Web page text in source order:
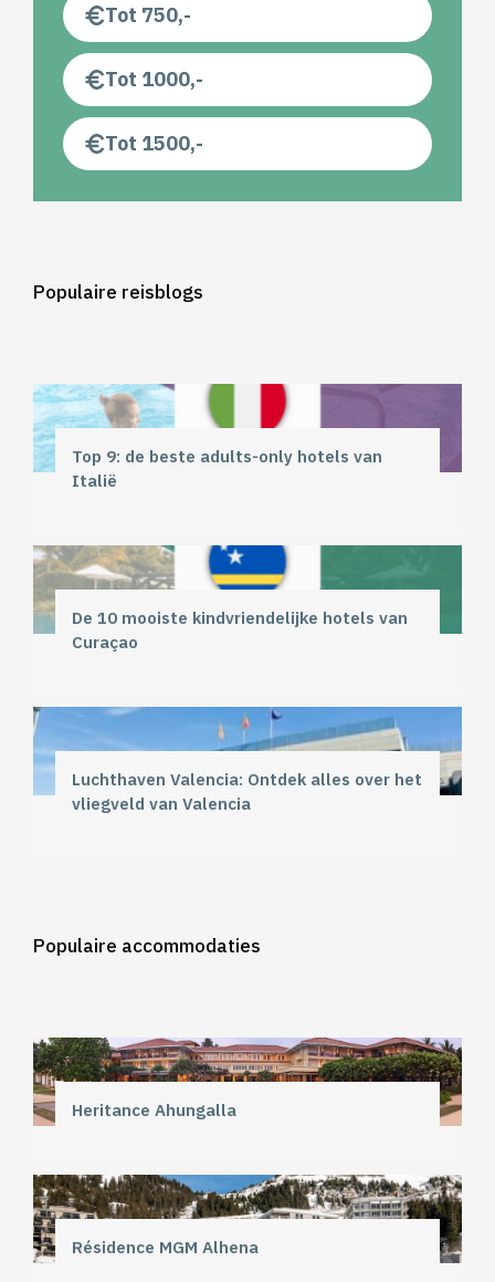
Tot 750,-
Tot 1000,-
Tot 1500,-
Populaire reisblogs
Top 9: de beste adults-only hotels van
Italië
De 10 mooiste kindvriendelijke hotels van
Curaçao
Luchthaven Valencia: Ontdek alles over het
vliegveld van Valencia
Populaire accommodaties
Heritance Ahungalla
Résidence MGM Alhena